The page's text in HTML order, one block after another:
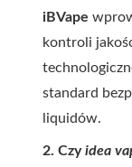
iBVape
kontroli
standard
liquidów.
2. Czyidea